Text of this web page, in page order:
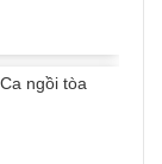
ngồi tòa